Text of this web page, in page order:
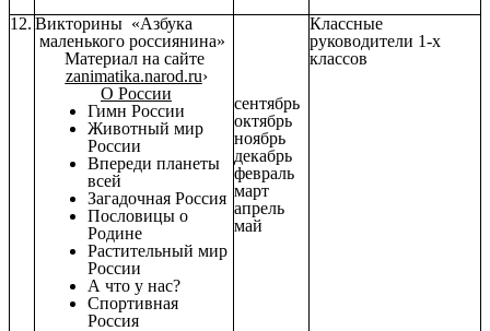
12. Викторины «Азбука
маленького россиянина»
Материал на сайте
zanimatika.narod.ru›
О России
Гимн России
Животный мир
России
Впереди планеты
всей
Загадочная Россия
Пословицы о
Родине
Растительный мир
России
А что у нас?
Спортивная
Россия
сентябрь
октябрь
ноябрь
декабрь
февраль
март
апрель
май
Классные
руководители 1-х
классов